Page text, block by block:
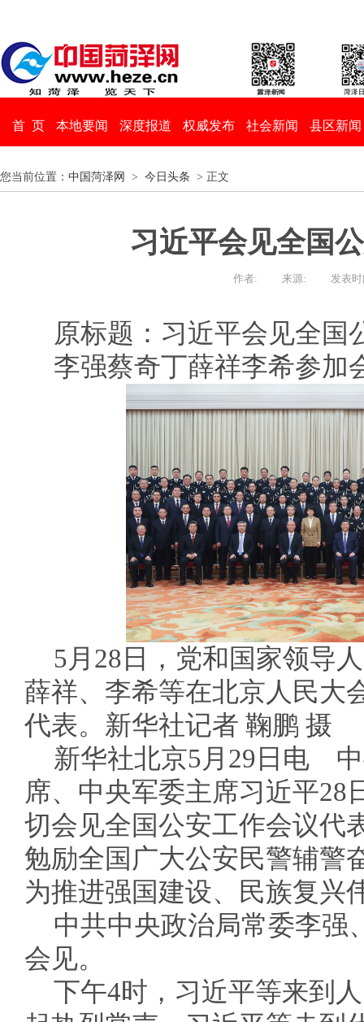
首 页 本地要闻 深度报道 权威发布 社会新闻 县区新闻
您当前位置： 中国菏泽网 > 今日头条 > 正文
习近平会见全国
作者: 来源: 发表时
原标题：习近平会见全国
李强蔡奇丁薛祥李希参加
5月28日，党和国家领导
薛祥、李希等在北京人民大
代表。新华社记者 鞠鹏 摄
新华社北京5月29日电
席、中央军委主席习近平28
切会见全国公安工作会议代
勉励全国广大公安民警辅警
为推进强国建设、民族复兴
中共中央政治局常委李强
会见。
下午4时，习近平等来到